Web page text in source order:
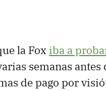
la Fox iba a
semanas antes
de pago por